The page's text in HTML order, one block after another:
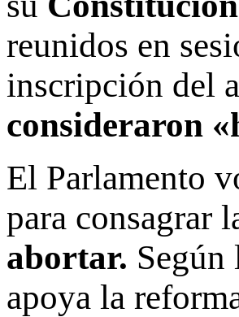
reunidos en
inscripción del
consideraron
El Parlamento
para consagrar
abortar. Según
apoya la